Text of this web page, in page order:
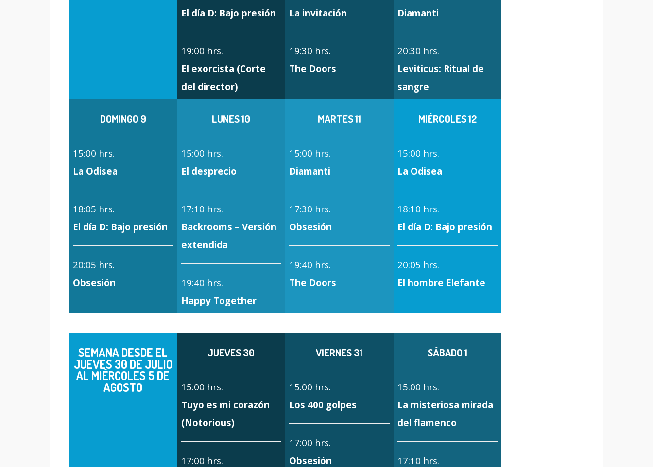
El día D: Bajo presión
19:00 hrs.
El exorcista (Corte
del director)
La invitación
19:30 hrs.
The Doors
Diamanti
20:30 hrs.
Leviticus: Ritual de
sangre
DOMINGO 9
15:00 hrs.
La Odisea
18:05 hrs.
El día D: Bajo presión
20:05 hrs.
Obsesión
LUNES 10
15:00 hrs.
El desprecio
17:10 hrs.
Backrooms – Versión
extendida
19:40 hrs.
Happy Together
MARTES 11
15:00 hrs.
Diamanti
17:30 hrs.
Obsesión
19:40 hrs.
The Doors
MIÉRCOLES 12
15:00 hrs.
La Odisea
18:10 hrs.
El día D: Bajo presión
20:05 hrs.
El hombre Elefante
SEMANA DESDE EL
JUEVES 30 DE JULIO
AL MIÉRCOLES 5 DE
AGOSTO
JUEVES 30
15:00 hrs.
Tuyo es mi corazón
(Notorious)
17:00 hrs.
VIERNES 31
15:00 hrs.
Los 400 golpes
17:00 hrs.
Obsesión
SÁBADO 1
15:00 hrs.
La misteriosa mirada
del flamenco
17:10 hrs.